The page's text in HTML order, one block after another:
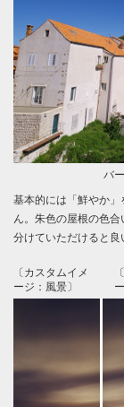
バ
基本的には「鮮やか
ん。朱色の屋根の色
分けていただけると良
〔カスタムイメ
ージ：風景〕